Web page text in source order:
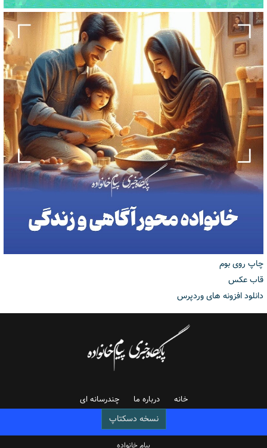
چاپ روی بوم
قاب عکس
دانلود افزونه های وردپرس
خانه درباره ما چندرسانه ای
نسخه دسکتاپ
پیام خانواده